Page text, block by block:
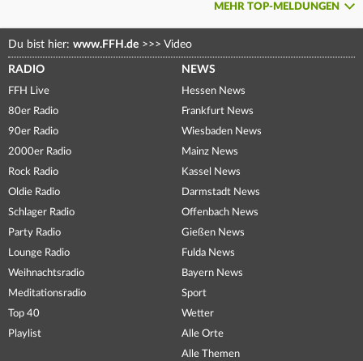
MEHR TOP-MELDUNGEN
Du bist hier: www.FFH.de >>> Video
RADIO
FFH Live
80er Radio
90er Radio
2000er Radio
Rock Radio
Oldie Radio
Schlager Radio
Party Radio
Lounge Radio
Weihnachtsradio
Meditationsradio
Top 40
Playlist
NEWS
Hessen News
Frankfurt News
Wiesbaden News
Mainz News
Kassel News
Darmstadt News
Offenbach News
Gießen News
Fulda News
Bayern News
Sport
Wetter
Alle Orte
Alle Themen